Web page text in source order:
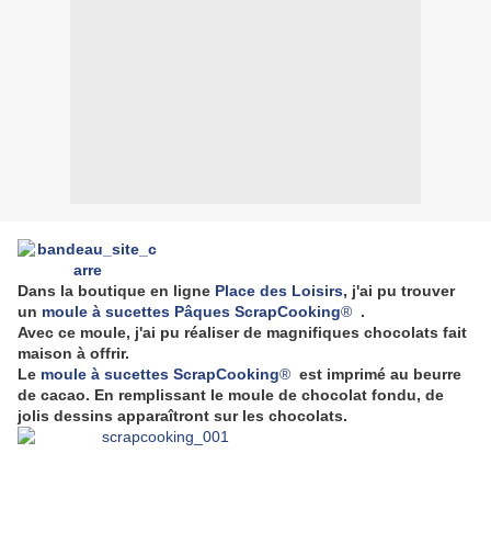
Dans la boutique en ligne Place des Loisirs, j'ai pu trouver
un moule à sucettes Pâques ScrapCooking® .
Avec ce moule, j'ai pu réaliser de magnifiques chocolats fait
maison à offrir.
Le moule à sucettes ScrapCooking® est imprimé au beurre
de cacao. En remplissant le moule de chocolat fondu, de
jolis dessins apparaîtront sur les chocolats.